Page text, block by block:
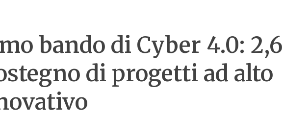
bando di Cyber 4.0: 2,6
di progetti ad alto